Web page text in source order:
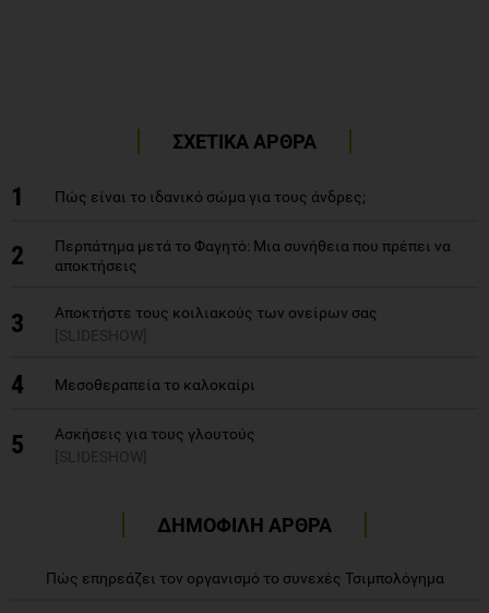
ΣΧΕΤΙΚΑ ΑΡΘΡΑ
1 Πώς είναι το ιδανικό σώμα για τους άνδρες;
2
Περπάτημα μετά το Φαγητό: Μια συνήθεια που πρέπει να
αποκτήσεις
3
Αποκτήστε τους κοιλιακούς των ονείρων σας
[SLIDESHOW]
4 Μεσοθεραπεία το καλοκαίρι
5
Ασκήσεις για τους γλουτούς
[SLIDESHOW]
ΔΗΜΟΦΙΛΗ ΑΡΘΡΑ
Πώς επηρεάζει τον οργανισμό το συνεχές Τσιμπολόγημα